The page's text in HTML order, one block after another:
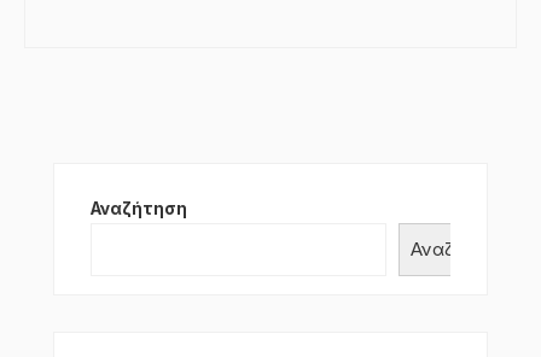
Αναζήτηση
Αναζήτηση